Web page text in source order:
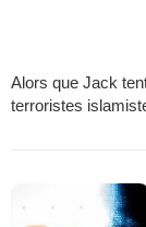
Alors que Jack
terroristes